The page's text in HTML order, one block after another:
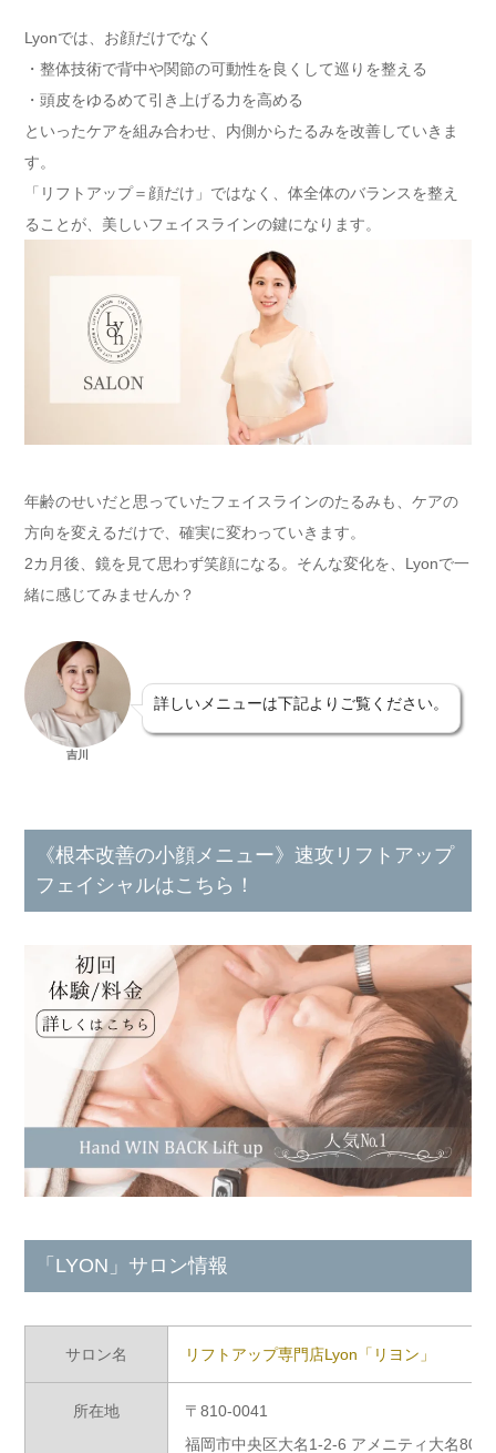
Lyonでは、お顔だけでなく
・整体技術で背中や関節の可動性を良くして巡りを整える
・頭皮をゆるめて引き上げる力を高める
といったケアを組み合わせ、内側からたるみを改善していきま
す。
「リフトアップ＝顔だけ」ではなく、体全体のバランスを整え
ることが、美しいフェイスラインの鍵になります。
年齢のせいだと思っていたフェイスラインのたるみも、ケアの
方向を変えるだけで、確実に変わっていきます。
2カ月後、鏡を見て思わず笑顔になる。そんな変化を、Lyonで一
緒に感じてみませんか？
吉川
詳しいメニューは下記よりご覧ください。
《根本改善の小顔メニュー》速攻リフトアップ
フェイシャルはこちら！
「LYON」サロン情報
サロン名 リフトアップ専門店Lyon「リヨン」
所在地
〒810-0041
福岡市中央区大名1-2-6 アメニティ大名801